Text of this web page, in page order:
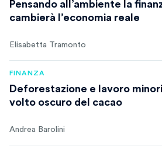
Pensando all’ambiente la
cambierà l’economia reale
Elisabetta Tramonto
FINANZA
Deforestazione e lavoro
volto oscuro del cacao
Andrea Barolini